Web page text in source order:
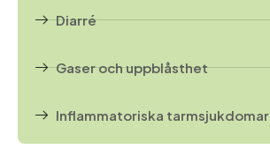
Diarré
Gaser och uppblåsthet
Inflammatoriska tarmsjukdomar